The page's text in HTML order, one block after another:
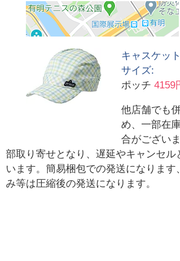
キャスケッ
サイズ:
ポッチ 4159
他店舗でも
め、一部在
合がござい
部取り寄せとなり、遅延やキャンセル
います。簡易梱包での発送になります
み等は圧縮後の発送になります。